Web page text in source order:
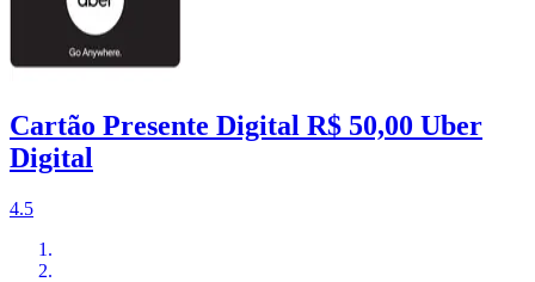
Cartão Presente Digital R$ 50,00 Uber
Digital
4.5